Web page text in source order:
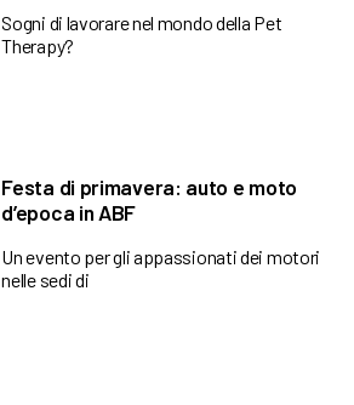
Sogni di lavorare nel mondo della Pet
Therapy?
Festa di primavera: auto e moto
d’epoca in ABF
Un evento per gli appassionati dei motori
nelle sedi di